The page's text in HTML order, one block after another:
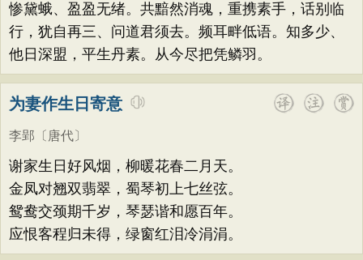
惨黛蛾、盈盈无绪。共黯然消魂，重携素手，话别临
行，犹自再三、问道君须去。频耳畔低语。知多少、
他日深盟，平生丹素。从今尽把凭鳞羽。
为妻作生日寄意
李郢 〔唐代〕
谢家生日好风烟，柳暖花春二月天。
金凤对翘双翡翠，蜀琴初上七丝弦。
鸳鸯交颈期千岁，琴瑟谐和愿百年。
应恨客程归未得，绿窗红泪冷涓涓。